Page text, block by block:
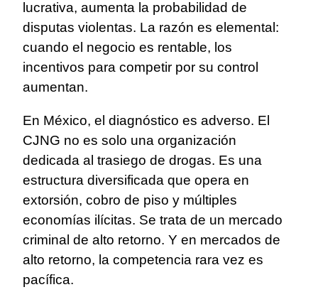
lucrativa, aumenta la probabilidad de
disputas violentas. La razón es elemental:
cuando el negocio es rentable, los
incentivos para competir por su control
aumentan.
En México, el diagnóstico es adverso. El
CJNG no es solo una organización
dedicada al trasiego de drogas. Es una
estructura diversificada que opera en
extorsión, cobro de piso y múltiples
economías ilícitas. Se trata de un mercado
criminal de alto retorno. Y en mercados de
alto retorno, la competencia rara vez es
pacífica.